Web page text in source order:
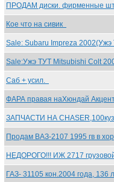
ПРОДАМ диски. фирменные
Кое что на сивик
Sale: Subaru Impreza 2002(Ужэ
Sale:Ужэ ТУТ Mitsubishi Colt
Саб + усил.
ФАРА правая наХюндай
ЗАПЧАСТИ НА
Продам ВАЗ-2107 1995 гв в
НЕДОРОГО!!! ИЖ 2717
ГАЗ- 31105 кон.2004 года, 136